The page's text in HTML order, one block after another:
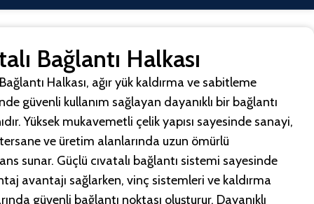
Bağlantı Halkası
Halkası, ağır yük kaldırma ve sabitleme
güvenli kullanım sağlayan dayanıklı bir bağlantı
Yüksek mukavemetli çelik yapısı sayesinde sanayi,
ve üretim alanlarında uzun ömürlü
sunar. Güçlü cıvatalı bağlantı sistemi sayesinde
avantajı sağlarken, vinç sistemleri ve kaldırma
güvenli bağlantı noktası oluşturur. Dayanıklı